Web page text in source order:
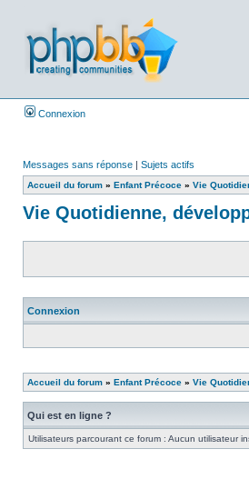
Connexion
Messages sans réponse | Sujets actifs
Accueil du forum » Enfant Précoce » Vie
Vie Quotidienne,
Connexion
Accueil du forum » Enfant Précoce » Vie
Qui est en ligne ?
Utilisateurs parcourant ce forum : Aucun utilisateur